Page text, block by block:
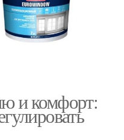
и комфорт: